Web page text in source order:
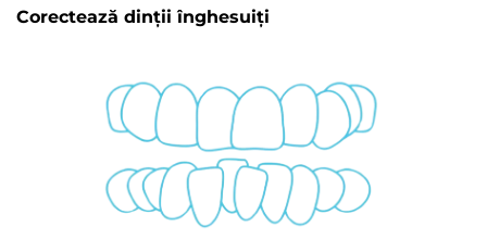
Corectează dinții înghesuiți